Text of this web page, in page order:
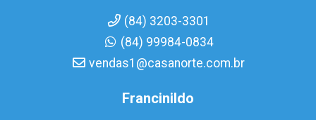
(84) 3203-3301
(84) 99984-0834
vendas1@casanorte.com.br
Francinildo